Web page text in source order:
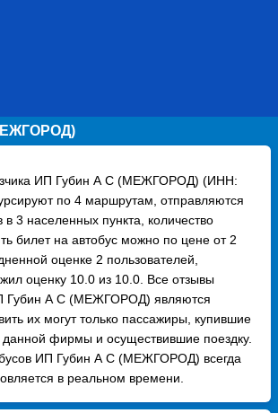
ИП Губин А С (МЕЖГОРОД) (ИНН:
по 4 маршрутам, отправляются
в 3 населенных пункта, количество
билет на автобус можно по цене от 2
оценке 2 пользователей,
оценку 10.0 из 10.0. Все отзывы
Губин А С (МЕЖГОРОД) являются
их могут только пассажиры, купившие
данной фирмы и осуществившие поездку.
ИП Губин А С (МЕЖГОРОД) всегда
в реальном времени.